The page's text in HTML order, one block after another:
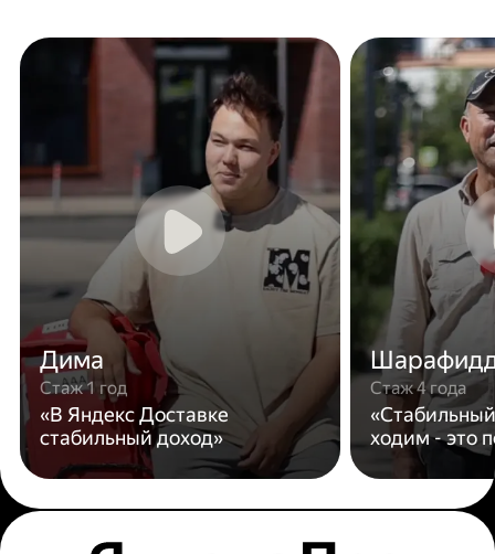
Дима
Стаж 1 год
«В Яндекс Доставке
стабильный доход»
Стаж 4 года
ходим - это